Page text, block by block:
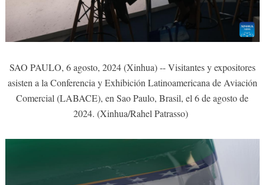
SAO PAULO, 6 agosto, 2024 (Xinhua) -- Visitantes y expositores
asisten a la Conferencia y Exhibición Latinoamericana de Aviación
Comercial (LABACE), en Sao Paulo, Brasil, el 6 de agosto de
2024. (Xinhua/Rahel Patrasso)